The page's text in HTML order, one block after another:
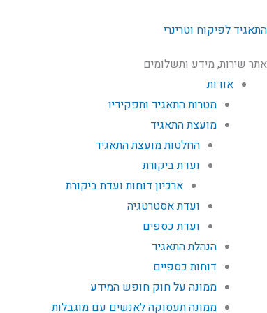
התאגיד לפיקוח וטרינרי
אתר שירות, מידע ותשלומים
אודות
מטרות התאגיד ותפקידיו
מועצת התאגיד
החלטות מועצת התאגיד
ועדת ביקורת
ארכיון דוחות ועדת ביקורת
ועדת אסטרטגיה
ועדת כספים
הנהלת התאגיד
דוחות כספיים
ממונה על חוק חופש המידע
ממונה תעסוקה לאנשים עם מוגבלות